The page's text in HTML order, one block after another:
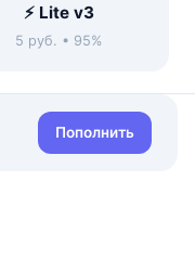
⚡ Lite v3
5 руб. • 95%
Пополнить